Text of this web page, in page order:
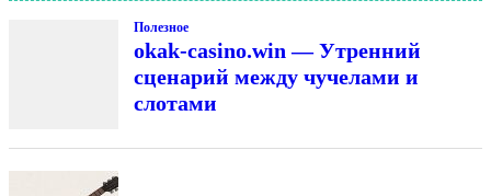
Полезное
okak-casino.win — Утренний
сценарий между чучелами и
слотами